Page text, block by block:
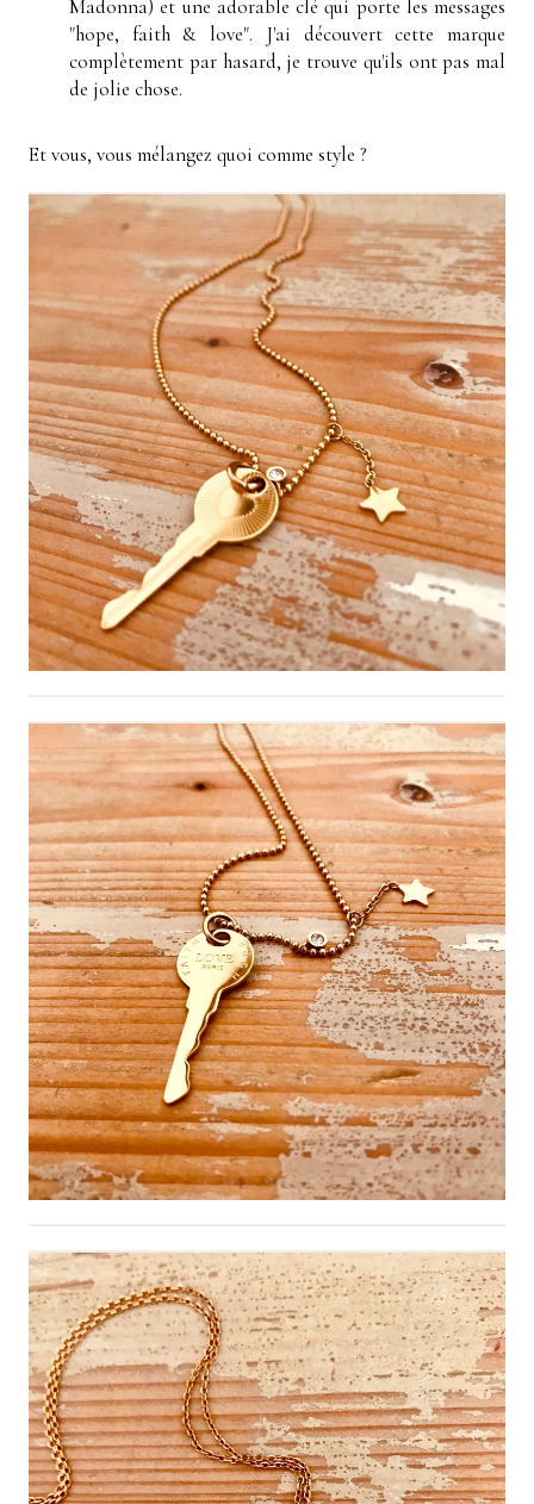
Madonna) et une adorable clé qui porte les messages
"hope, faith & love". J'ai découvert cette marque
complètement par hasard, je trouve qu'ils ont pas mal
de jolie chose.
Et vous, vous mélangez quoi comme style ?